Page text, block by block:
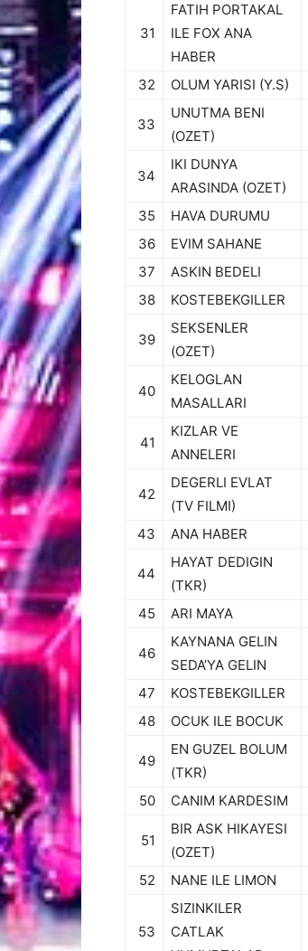
31
FATIH PORTAKAL
ILE FOX ANA
HABER
32 OLUM YARISI (Y.S)
33
UNUTMA BENI
(OZET)
34
IKI DUNYA
ARASINDA (OZET)
35 HAVA DURUMU
36
EVIM SAHANE
37
ASKIN BEDELI
38
KOSTEBEKGILLER
39
SEKSENLER
(OZET)
40
KELOGLAN
MASALLARI
41
KIZLAR VE
ANNELERI
42
DEGERLI EVLAT
(TV FILMI)
43 ANA HABER
44
HAYAT DEDIGIN
(TKR)
45 ARI MAYA
46
KAYNANA GELIN
SEDA’YA GELIN
47 KOSTEBEKGILLER
48
OCUK ILE BOCUK
49
EN GUZEL BOLUM
(TKR)
50 CANIM KARDESIM
51
BIR ASK HIKAYESI
(OZET)
52 NANE ILE LIMON
53
SIZINKILER
CATLAK